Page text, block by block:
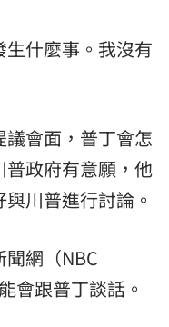
什麼事。我沒有
會面，普丁會怎
政府有意願，他
川普進行討論。
網（NBC
會跟普丁談話。